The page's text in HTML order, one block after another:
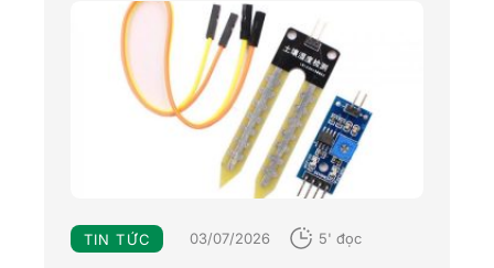
TIN TỨC 03/07/2026 5' đọc